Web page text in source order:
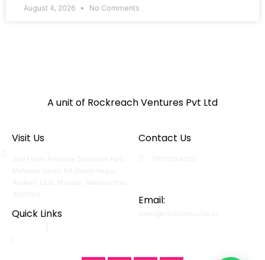
August 4, 2026 No Comments
A unit of Rockreach Ventures Pvt Ltd
Visit Us
Quick Links
Contact Us
Email: